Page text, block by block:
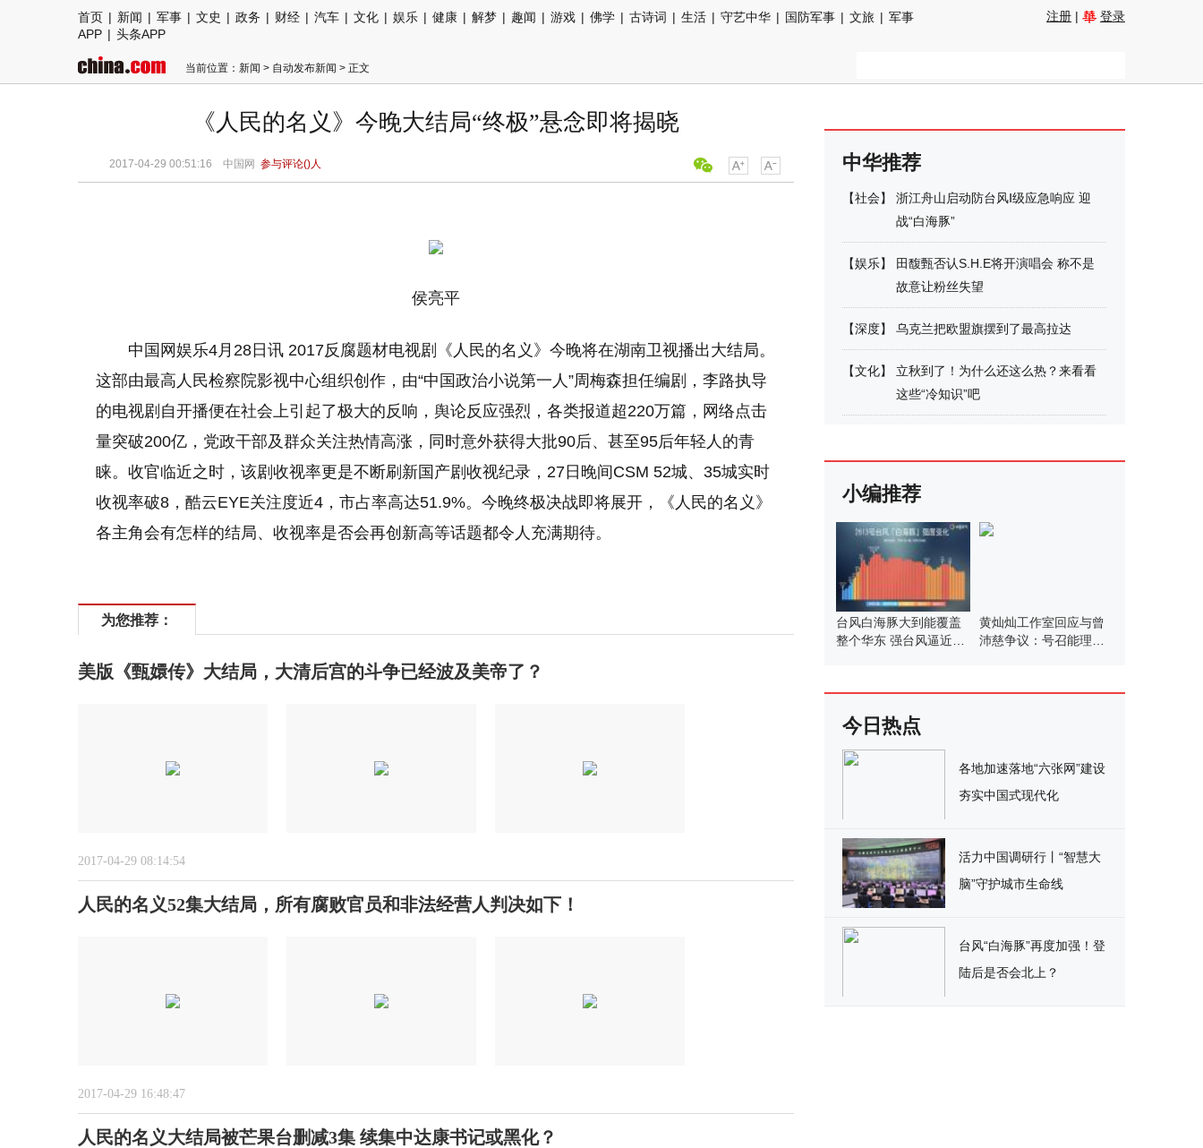
首页 | 新闻 | 军事 | 文史 | 政务 | 财经 | 汽车 | 文化 | 娱乐 | 健康 | 解梦 | 趣闻 | 游戏 | 佛学 | 古诗词 | 生活 | 守艺中华 | 国防军事 | 文旅 | 军事
APP | 头条APP
注册 | 登录
当前位置： 新闻 > 自动发布新闻 > 正文
《人民的名义》今晚大结局“终极”悬念即将揭晓
2017-04-29 00:51:16 中国网 参与评论()人
侯亮平
中国网娱乐4月28日讯 2017反腐题材电视剧《人民的名义》今晚将在湖南卫视播出大结局。
这部由最高人民检察院影视中心组织创作，由“中国政治小说第一人”周梅森担任编剧，李路执导
的电视剧自开播便在社会上引起了极大的反响，舆论反应强烈，各类报道超220万篇，网络点击
量突破200亿，党政干部及群众关注热情高涨，同时意外获得大批90后、甚至95后年轻人的青
睐。收官临近之时，该剧收视率更是不断刷新国产剧收视纪录，27日晚间CSM 52城、35城实时
收视率破8，酷云EYE关注度近4，市占率高达51.9%。今晚终极决战即将展开，《人民的名义》
各主角会有怎样的结局、收视率是否会再创新高等话题都令人充满期待。
为您推荐：
美版《甄嬛传》大结局，大清后宫的斗争已经波及美帝了？
2017-04-29 08:14:54
人民的名义52集大结局，所有腐败官员和非法经营人判决如下！
2017-04-29 16:48:47
人民的名义大结局被芒果台删减3集 续集中达康书记或黑化？
中华推荐
【社会】
浙江舟山启动防台风Ⅰ级应急响应 迎
战“白海豚”
【娱乐】
田馥甄否认S.H.E将开演唱会 称不是
故意让粉丝失望
【深度】 乌克兰把欧盟旗摆到了最高拉达
【文化】
立秋到了！为什么还这么热？来看看
这些“冷知识”吧
小编推荐
台风白海豚大到能覆盖
整个华东 强台风逼近华
黄灿灿工作室回应与曾
沛慈争议：号召能理智
今日热点
各地加速落地“六张网”建设
夯实中国式现代化
活力中国调研行丨“智慧大
脑”守护城市生命线
台风“白海豚”再度加强！登
陆后是否会北上？